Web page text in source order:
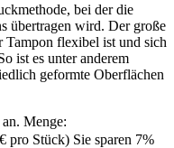
bei der die
übertragen wird. Der große
Tampon flexibel ist und sich
ist es unter anderem
geformte Oberflächen
Menge:
pro Stück) Sie sparen 7%